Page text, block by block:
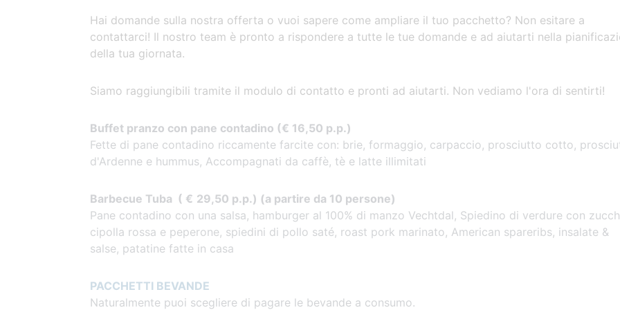
Hai domande sulla nostra offerta o vuoi sapere come ampliare il tuo pacchetto? Non esitare a
contattarci! Il nostro team è pronto a rispondere a tutte le tue domande e ad aiutarti nella
della tua giornata.
Siamo raggiungibili tramite il modulo di contatto e pronti ad aiutarti. Non vediamo l'ora di sentirti!
Buffet pranzo con pane contadino (€ 16,50 p.p.)
Fette di pane contadino riccamente farcite con: brie, formaggio, carpaccio, prosciutto cotto,
d'Ardenne e hummus, Accompagnati da caffè, tè e latte illimitati
Barbecue Tuba ( € 29,50 p.p.) (a partire da 10 persone)
Pane contadino con una salsa, hamburger al 100% di manzo Vechtdal, Spiedino di verdure con
cipolla rossa e peperone, spiedini di pollo saté, roast pork marinato, American spareribs, insalate &
salse, patatine fatte in casa
PACCHETTI BEVANDE
Naturalmente puoi scegliere di pagare le bevande a consumo.